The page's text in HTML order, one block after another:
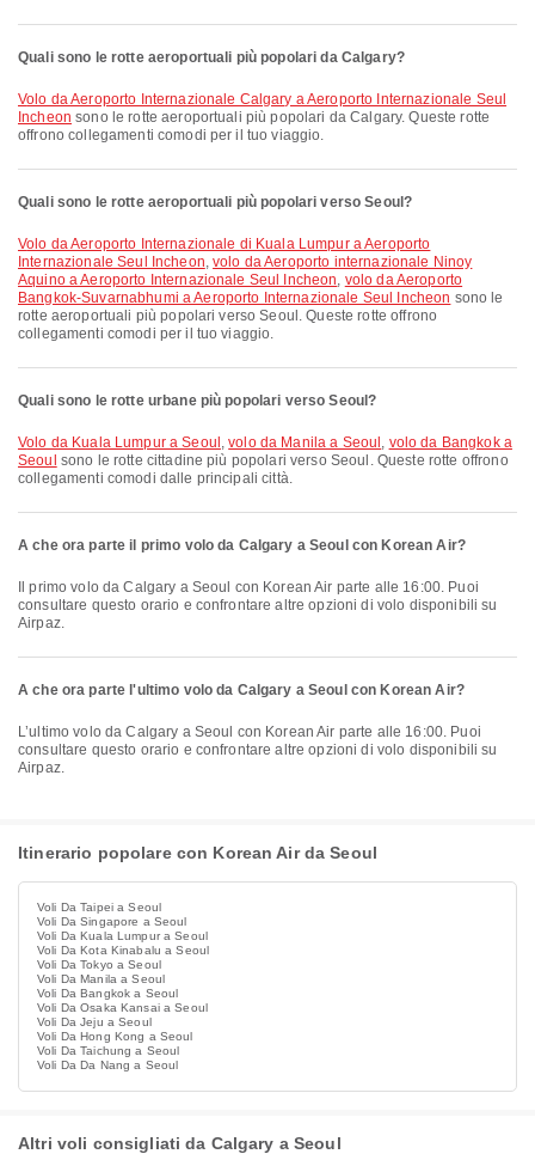
Quali sono le rotte aeroportuali più popolari da Calgary?
volo da Aeroporto Internazionale Calgary a Aeroporto Internazionale Seul
Incheon sono le rotte aeroportuali più popolari da Calgary. Queste rotte
offrono collegamenti comodi per il tuo viaggio.
Quali sono le rotte aeroportuali più popolari verso Seoul?
volo da Aeroporto Internazionale di Kuala Lumpur a Aeroporto
Internazionale Seul Incheon,volo da Aeroporto internazionale Ninoy
Aquino a Aeroporto Internazionale Seul Incheon, volo da Aeroporto
Bangkok-Suvarnabhumi a Aeroporto Internazionale Seul Incheon sono le
rotte aeroportuali più popolari verso Seoul. Queste rotte offrono
collegamenti comodi per il tuo viaggio.
Quali sono le rotte urbane più popolari verso Seoul?
volo da Kuala Lumpur a Seoul ,volo da Manila a Seoul , volo da Bangkok a
Seoul sono le rotte cittadine più popolari verso Seoul. Queste rotte offrono
collegamenti comodi dalle principali città.
A che ora parte il primo volo da Calgary a Seoul con Korean Air?
consultare questo orario e confrontare altre opzioni di volo disponibili su
Airpaz.
A che ora parte l'ultimo volo da Calgary a Seoul con Korean Air?
L’ultimo volo da Calgary a Seoul con Korean Air parte alle 16:00. Puoi
consultare questo orario e confrontare altre opzioni di volo disponibili su
Airpaz.
Itinerario popolare con Korean Air da Seoul
Voli Da Taipei a Seoul
Voli Da Singapore a Seoul
Voli Da Kuala Lumpur a Seoul
Voli Da Kota Kinabalu a Seoul
Voli Da Tokyo a Seoul
Voli Da Manila a Seoul
Voli Da Bangkok a Seoul
Voli Da Osaka Kansai a Seoul
Voli Da Jeju a Seoul
Voli Da Hong Kong a Seoul
Voli Da Taichung a Seoul
Voli Da Da Nang a Seoul
Altri voli consigliati da Calgary a Seoul